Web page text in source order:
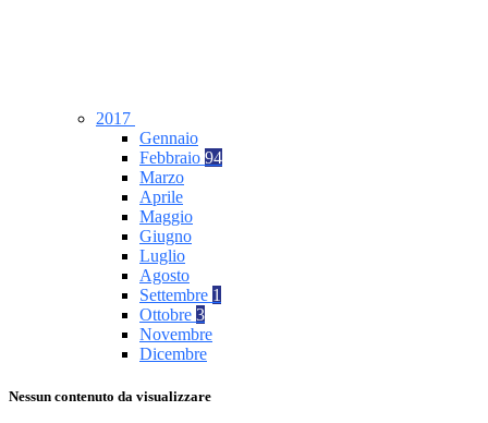
2017
Gennaio
Febbraio 94
Marzo
Aprile
Maggio
Giugno
Luglio
Agosto
Settembre 1
Ottobre 3
Novembre
Dicembre
Nessun contenuto da visualizzare